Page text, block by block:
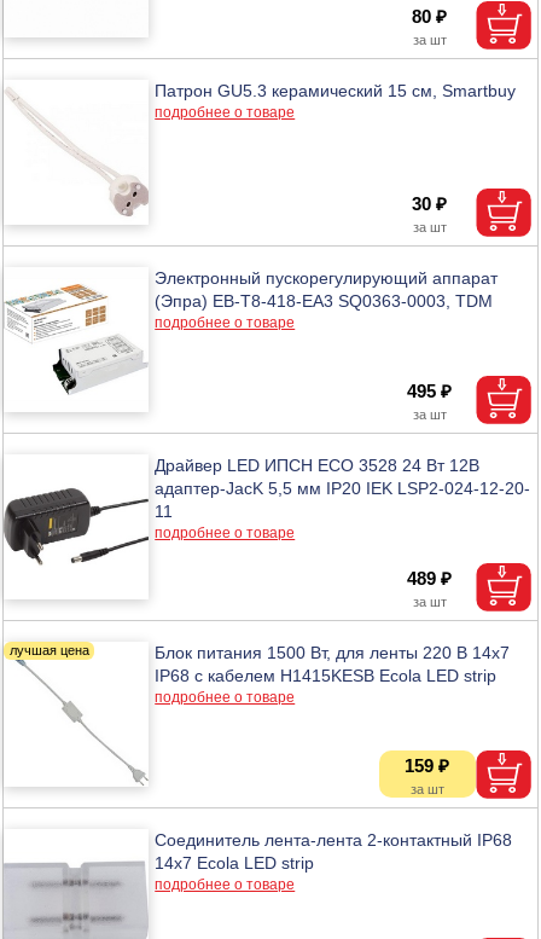
80 ₽
Патрон GU5.3 керамический 15 см, Smartbuy
подробнее о товаре
30 ₽
Электронный пускорегулирующий аппарат
(Эпра) EB-T8-418-EA3 SQ0363-0003, TDM
подробнее о товаре
495 ₽
Драйвер LED ИПСН ECO 3528 24 Вт 12В
адаптер-JacK 5,5 мм IP20 IEK LSP2-024-12-20-
11
подробнее о товаре
489 ₽
Блок питания 1500 Вт, для ленты 220 В 14х7
IP68 с кабелем H1415KESB Ecola LED strip
подробнее о товаре
159 ₽
Соединитель лента-лента 2-контактный IP68
14х7 Ecola LED strip
подробнее о товаре